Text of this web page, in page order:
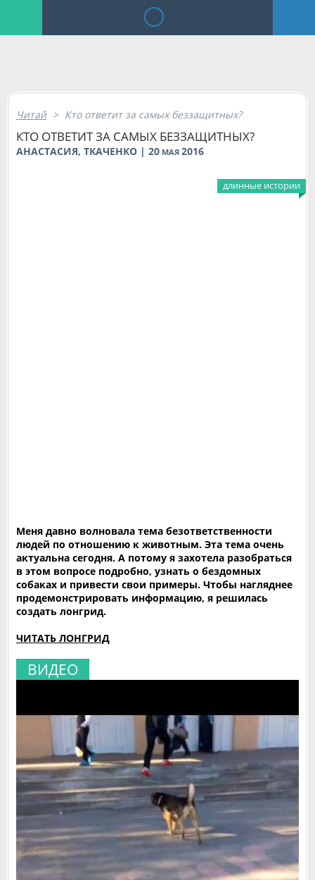
Читай > Кто ответит за самых беззащитных?
КТО ОТВЕТИТ ЗА САМЫХ БЕЗЗАЩИТНЫХ?
АНАСТАСИЯ, ТКАЧЕНКО | 20 МАЯ 2016
длинные истории
Меня давно волновала тема безответственности
людей по отношению к животным. Эта тема очень
актуальна сегодня. А потому я захотела разобраться
в этом вопросе подробно, узнать о бездомных
собаках и привести свои примеры. Чтобы нагляднее
продемонстрировать информацию, я решилась
создать лонгрид.
ЧИТАТЬ ЛОНГРИД
ВИДЕО